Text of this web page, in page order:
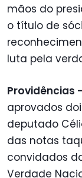
mãos do
o título de
luta pela
Providências
aprovados
deputado
das notas
convidados
Verdade